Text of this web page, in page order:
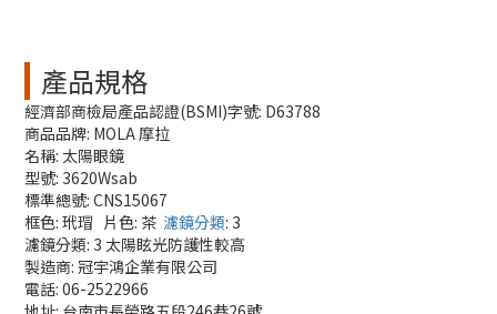
產品規格
經濟部商檢局產品認證(BSMI)字號: D63788
商品品牌: MOLA 摩拉
名稱: 太陽眼鏡
型號: 3620Wsab
標準總號: CNS15067
框色: 玳瑁 片色: 茶 濾鏡分類: 3
濾鏡分類: 3 太陽眩光防護性較高
製造商: 冠宇鴻企業有限公司
電話: 06-2522966